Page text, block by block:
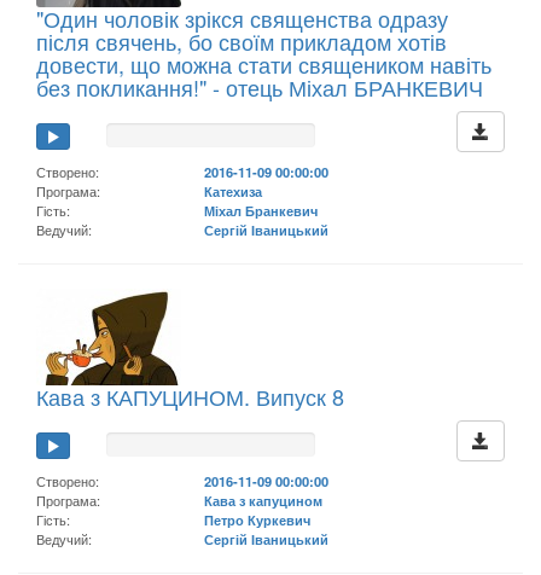
"Один чоловік зрікся священства одразу
після свячень, бо своїм прикладом хотів
довести, що можна стати священиком навіть
без покликання!" - отець Міхал БРАНКЕВИЧ
Створено:
2016-11-09 00:00:00
Програма:
Катехиза
Гість:
Міхал Бранкевич
Ведучий:
Сергій Іваницький
Кава з КАПУЦИНОМ. Випуск 8
Створено:
2016-11-09 00:00:00
Програма:
Кава з капуцином
Гість:
Петро Куркевич
Ведучий:
Сергій Іваницький